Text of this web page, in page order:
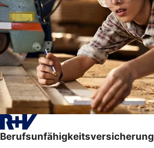
Berufsunfähigkeitsversicherung